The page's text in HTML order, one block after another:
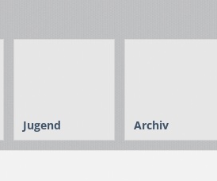
Jugend Archiv